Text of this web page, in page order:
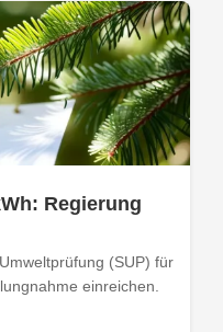
Regierung
(SUP) für
einreichen.